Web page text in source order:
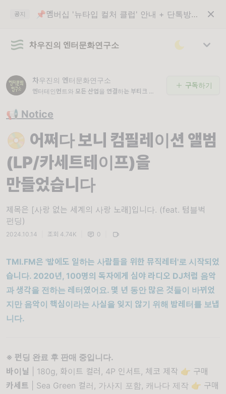
공지 📌멤버십 '뉴타입 컬처 클럽' 안내 + 단톡방 입장 코드
차우진의 엔터문화연구소
차우진의 엔터문화연구소
엔터테인먼트와 모든 산업을 연결하는 부티크 연구
구독하기
📢 Notice
📀 어쩌다 보니 컴필레이션 앨범
(LP/카세트테이프)을
만들었습니다
제목은 [사랑 없는 세계의 사랑 노래]입니다. (feat. 텀블벅
펀딩)
2024.10.14 조회 4.74K 0
TMI.FM은 '밤에도 일하는 사람들을 위한 뮤직레터'로 시작되었
습니다. 2020년, 100명의 독자에게 심야 라디오 DJ처럼 음악
과 생각을 전하는 레터였어요. 몇 년 동안 많은 것들이 바뀌었
지만 음악이 핵심이라는 사실을 잊지 않기 위해 밤레터를 보냅
니다.
※ 펀딩 완료 후 판매 중입니다.
바이닐 | 180g, 화이트 컬러, 4P 인서트, 체코 제작 👉 구매
카세트 | Sea Green 컬러, 가사지 포함, 캐나다 제작 👉 구매